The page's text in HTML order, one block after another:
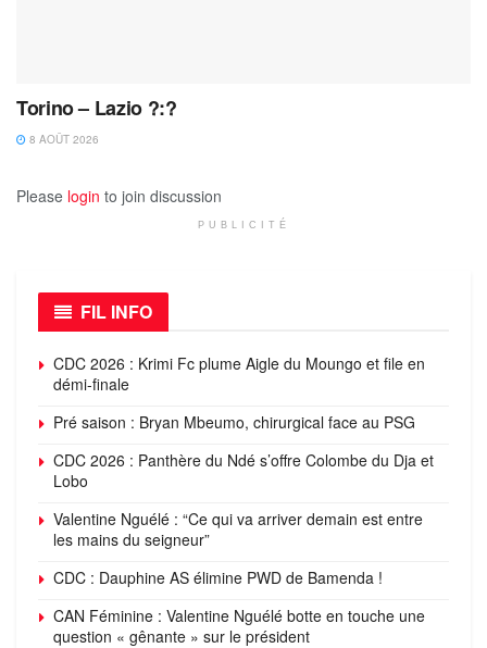
Torino – Lazio ?:?
8 AOÛT 2026
Please login to join discussion
PUBLICITÉ
FIL INFO
CDC 2026 : Krimi Fc plume Aigle du Moungo et file en
démi-finale
Pré saison : Bryan Mbeumo, chirurgical face au PSG
CDC 2026 : Panthère du Ndé s’offre Colombe du Dja et
Lobo
Valentine Nguélé : “Ce qui va arriver demain est entre
les mains du seigneur”
CDC : Dauphine AS élimine PWD de Bamenda !
CAN Féminine : Valentine Nguélé botte en touche une
question « gênante » sur le président